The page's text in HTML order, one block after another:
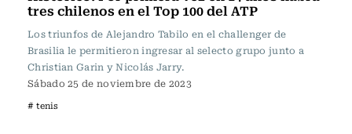
tres chilenos en el Top 100 del ATP
Los triunfos de Alejandro Tabilo en el challenger de
Brasilia le permitieron ingresar al selecto grupo junto a
Christian Garin y Nicolás Jarry.
Sábado 25 de noviembre de 2023
# tenis